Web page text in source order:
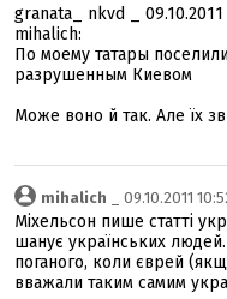
granata_ nkvd _ 09.10.2011
mihalich:
По моему татары
разрушенным Киевом
Може воно й так. Але їх
mihalich _ 09.10.2011
Міхельсон пише статті
шанує українських
поганого, коли єврей
вважали таким самим